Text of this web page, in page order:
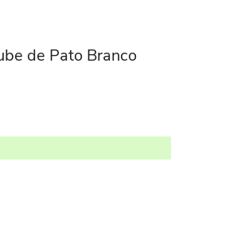
de Pato Branco